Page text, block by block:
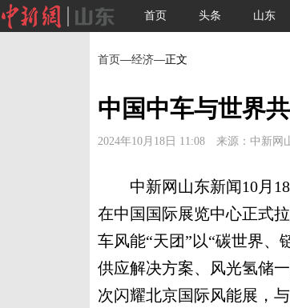
首页 头条 山东
首页—经济—正文
中国中车与世界
2024年10月18日 11:08 来源：中新网
中新网山东新闻10月18
在中国国际展览中心正式
车风能“天团”以“碳世界、
供应解决方案、风光氢储
次闪耀北京国际风能展，